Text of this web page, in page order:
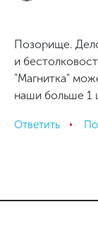
Позорище.
и
"Магнитка"
наши больше 1
Ответить